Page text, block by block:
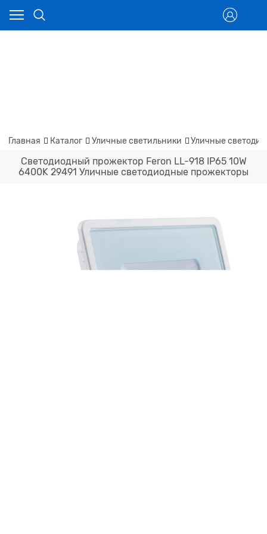
Главная Каталог Уличные светильники Уличные
Светодиодный прожектор Feron LL-918 IP65 10W
6400K 29491 Уличные светодиодные прожекторы